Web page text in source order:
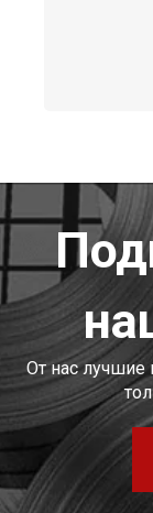
От нас лучшие